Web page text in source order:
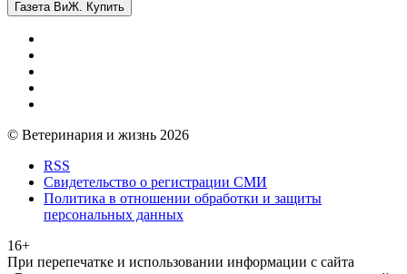
Газета ВиЖ. Купить
© Ветеринария и жизнь 2026
RSS
Свидетельство о регистрации СМИ
Политика в отношении обработки и защиты
персональных данных
16+
При перепечатке и использовании информации с сайта